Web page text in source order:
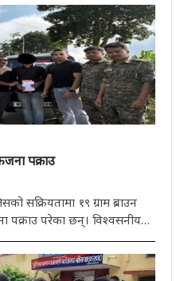
पक्राउ
सक्रियतामा १९ ग्राम ब्राउन
परेका छन्। विश्वसनीय
पक्राउ गरेको छ।